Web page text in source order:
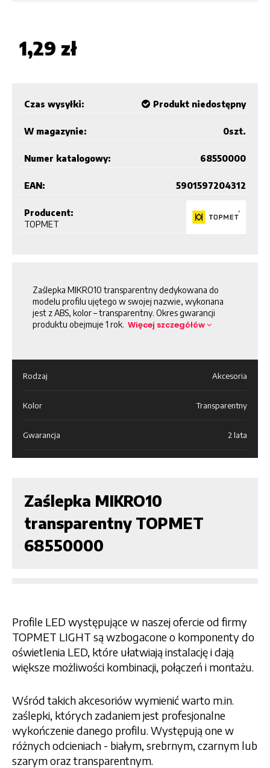
1,29 zł
Czas wysyłki: Produkt niedostępny
W magazynie: szt.
0
Numer katalogowy: 68550000
EAN: 5901597204312
Producent:
TOPMET
Zaślepka MIKRO10 transparentny dedykowana do
modelu profilu ujętego w swojej nazwie, wykonana
jest z ABS, kolor – transparentny. Okres gwarancji
produktu obejmuje 1 rok. Więcej szczegółów
Rodzaj Akcesoria
Kolor Transparentny
Gwarancja 2 lata
Zaślepka MIKRO10
transparentny TOPMET
68550000
Profile LED występujące w naszej ofercie od firmy
TOPMET LIGHT są wzbogacone o komponenty do
oświetlenia LED, które ułatwiają instalację i dają
większe możliwości kombinacji, połączeń i montażu.
Wśród takich akcesoriów wymienić warto m.in.
zaślepki, których zadaniem jest profesjonalne
wykończenie danego profilu. Występują one w
różnych odcieniach - białym, srebrnym, czarnym lub
szarym oraz transparentnym.